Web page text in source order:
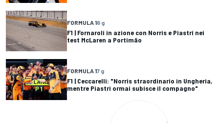
FORMULA 16 g
F1 | Fornaroli in azione con Norris e Piastri nei
test McLaren a Portimão
FORMULA 17 g
F1 | Ceccarelli: "Norris straordinario in Ungheria,
mentre Piastri ormai subisce il compagno"